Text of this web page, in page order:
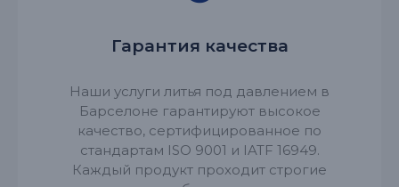
Гарантия качества
Наши услуги литья под давлением в
Барселоне гарантируют высокое
качество, сертифицированное по
стандартам ISO 9001 и IATF 16949.
Каждый продукт проходит строгие